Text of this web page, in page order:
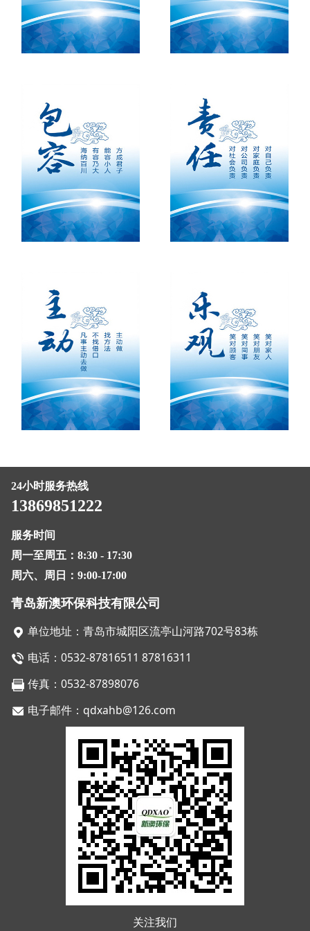
24小时服务热线
13869851222
服务时间
周一至周五：8:30 - 17:30
周六、周日：9:00-17:00
青岛新澳环保科技有限公司
单位地址：青岛市城阳区流亭山河路702号83栋
电话：0532-87816511 87816311
传真：0532-87898076
电子邮件：qdxahb@126.com
关注我们